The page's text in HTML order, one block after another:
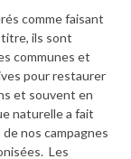
comme faisant
ils sont
communes et
pour restaurer
et souvent en
naturelle a fait
nos campagnes
Les